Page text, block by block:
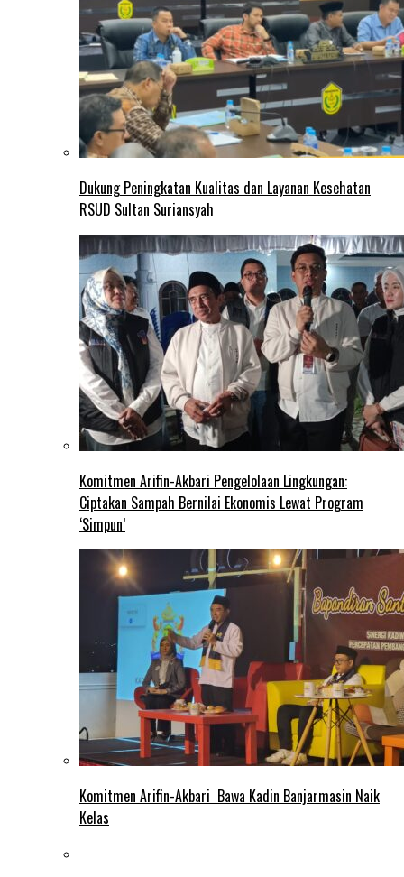
Dukung Peningkatan Kualitas dan Layanan Kesehatan
RSUD Sultan Suriansyah
Komitmen Arifin-Akbari Pengelolaan Lingkungan:
Ciptakan Sampah Bernilai Ekonomis Lewat Program
‘Simpun’
Komitmen Arifin-Akbari Bawa Kadin Banjarmasin Naik
Kelas